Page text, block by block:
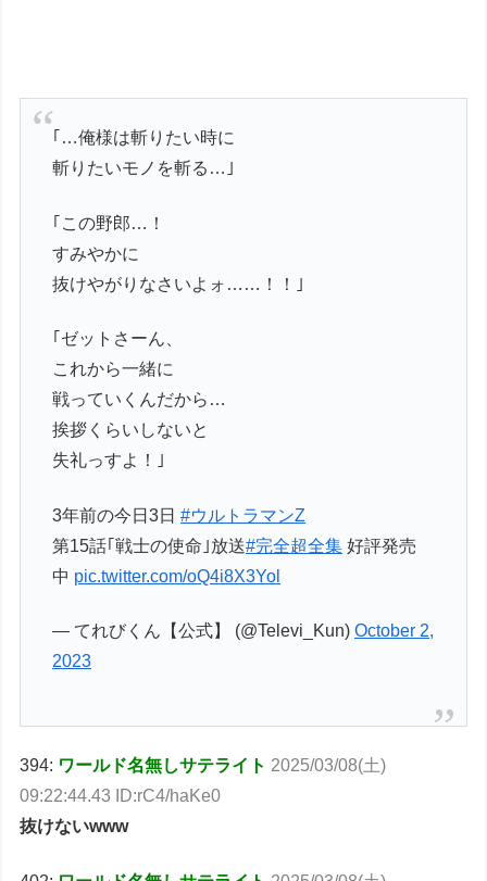
｢…俺様は斬りたい時に
斬りたいモノを斬る…｣
｢この野郎…！
すみやかに
抜けやがりなさいよォ……！！｣
｢ゼットさーん、
これから一緒に
戦っていくんだから…
挨拶くらいしないと
失礼っすよ！｣
3年前の今日3日#ウルトラマンZ
第15話｢戦士の使命｣放送#完全超全集 好評発売
中 pic.twitter.com/oQ4i8X3Yol
— てれびくん【公式】 (@Televi_Kun)October 2,
2023
394: ワールド名無しサテライト 2025/03/08(土)
09:22:44.43 ID:rC4/haKe0
抜けないwww